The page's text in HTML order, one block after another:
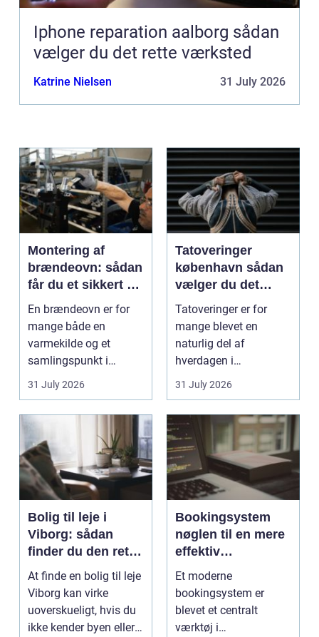
Iphone reparation aalborg sådan
vælger du det rette værksted
Katrine Nielsen 31 July 2026
Montering af
brændeovn: sådan
får du et sikkert og
smukt resultat
En brændeovn er for
mange både en
varmekilde og et
samlingspunkt i
hjemmet. Flammerne
31 July 2026
Tatoveringer
københavn sådan
vælger du det
rigtige studie
Tatoveringer er for
mange blevet en
naturlig del af
hverdagen i
København. Byen er
fyldt med dygtige...
31 July 2026
Bolig til leje i
Viborg: sådan
finder du den rette
lejlighed
At finde en bolig til leje
Viborg kan virke
uoverskueligt, hvis du
ikke kender byen eller
Bookingsystem
nøglen til en mere
effektiv
klinikhverdag
Et moderne
bookingsystem er
blevet et centralt
værktøj i